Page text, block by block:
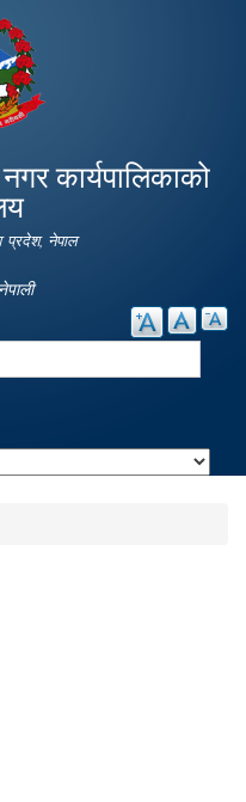
कार्यपालिकाको
प्रदेश, नेपाल
नेपाली